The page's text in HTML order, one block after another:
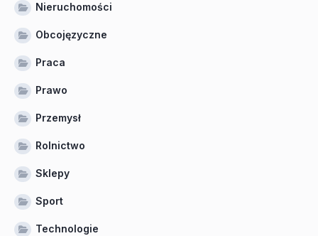
Nieruchomości
Obcojęzyczne
Praca
Prawo
Przemysł
Rolnictwo
Sklepy
Sport
Technologie